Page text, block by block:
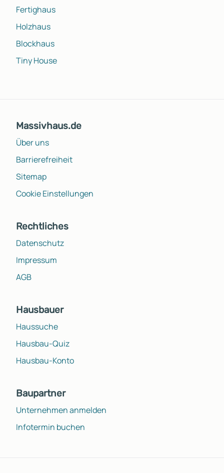
Fertighaus
Holzhaus
Blockhaus
Tiny House
Massivhaus.de
Über uns
Barrierefreiheit
Sitemap
Cookie Einstellungen
Rechtliches
Datenschutz
Impressum
AGB
Hausbauer
Haussuche
Hausbau-Quiz
Hausbau-Konto
Baupartner
Unternehmen anmelden
Infotermin buchen